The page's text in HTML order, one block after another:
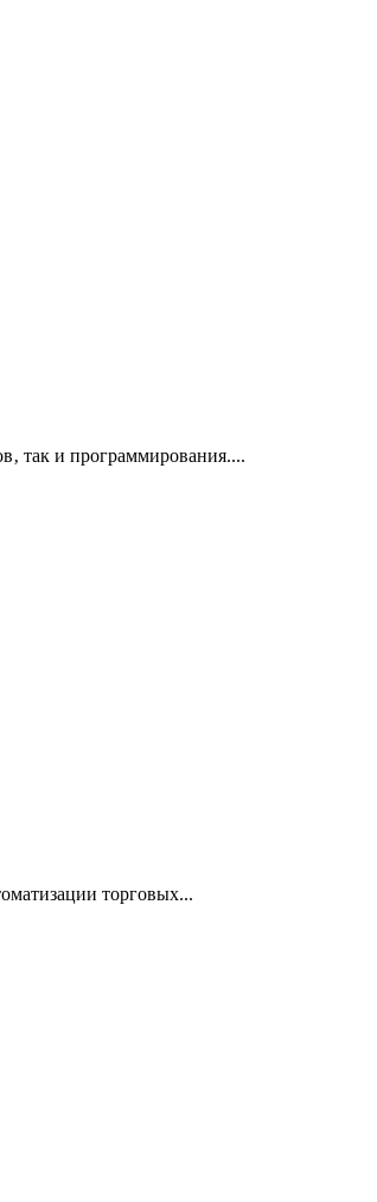
так и программирования....
торговых...